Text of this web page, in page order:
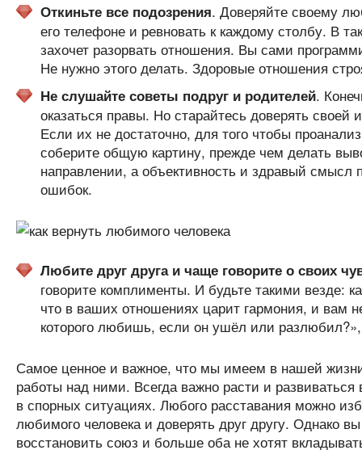
Откиньте все подозрения. Доверяйте своему
его телефоне и ревновать к каждому столбу. В
захочет разорвать отношения. Вы сами
Не нужно этого делать. Здоровые отношения
Не слушайте советы подруг и родителей.
оказаться правы. Но старайтесь доверять
Если их не достаточно, для того чтобы
соберите общую картину, прежде чем делать
направлении, а объективность и здравый
ошибок.
Любите друг друга и чаще говорите о своих
говорите комплименты. И будьте такими везде:
что в ваших отношениях царит гармония, и вам
которого любишь, если он ушёл или
Самое ценное и важное, что мы имеем в нашей
работы над ними. Всегда важно расти и
в спорных ситуациях. Любого расставания можно
любимого человека и доверять друг другу. Однако
восстановить союз и больше оба не хотят